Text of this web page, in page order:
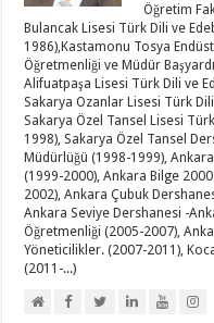
Öğretim
Bulancak Lisesi Türk Dili ve
1986),Kastamonu Tosya
Öğretmenliği ve Müdür
Alifuatpaşa Lisesi Türk Dili ve
Sakarya Ozanlar Lisesi Türk
Sakarya Özel Tansel Lisesi
1998), Sakarya Özel Tansel
Müdürlüğü (1998-1999),
(1999-2000), Ankara Bilge
2002), Ankara Çubuk
Ankara Seviye Dershanesi -
Öğretmenliği (2005-2007),
Yöneticilikler. (2007-2011),
(2011-...)